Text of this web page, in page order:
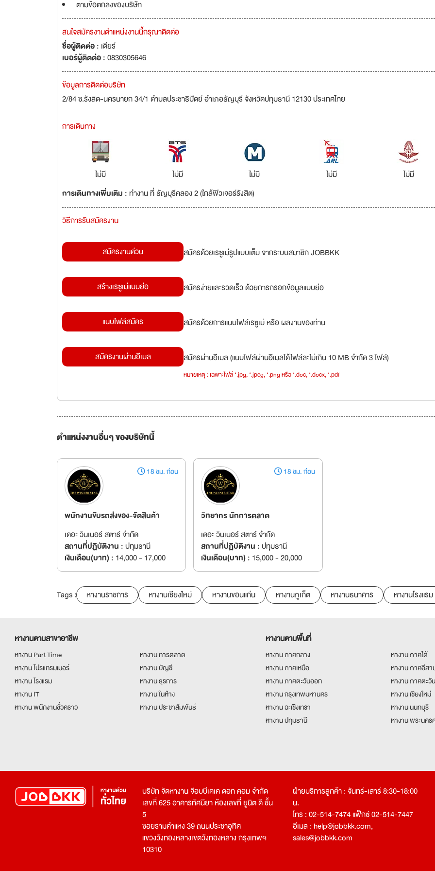
ตามข้อตกลงของบริษัท
สนใจสมัครงานตำแหน่งงานนี้กรุณาติดต่อ
ชื่อผู้ติดต่อ : เดียร์
เบอร์ผู้ติดต่อ :0830305646
ข้อมูลการติดต่อบริษัท
2/84 ซ.รังสิต-นครนายก 34/1 ตำบลประชาธิปัตย์ อำเภอธัญบุรี จังหวัดปทุมธานี 12130 ประเทศไทย
การเดินทาง
ไม่มี ไม่มี ไม่มี ไม่มี
ไม่มี
การเดินทางเพิ่มเติม :ทำงาน ที่ ธัญบุรีคลอง 2 (ใกล้ฟิวเจอร์รังสิต)
วิธีการรับสมัครงาน
สมัครงานด่วน สมัครด้วยเรซูเม่รูปแบบเต็ม จากระบบสมาชิก JOBBKK
สร้างเรซูเม่แบบย่อ สมัครง่ายและรวดเร็ว ด้วยการกรอกข้อมูลแบบย่อ
แนบไฟล์สมัคร สมัครด้วยการแนบไฟล์เรซูเม่ หรือ ผลงานของท่าน
สมัครงานผ่านอีเมล สมัครผ่านอีเมล (แนบไฟล์ผ่านอีเมลได้ไฟล์ละไม่เกิน 10 MB จำกัด 3 ไฟล์)
หมายเหตุ : เฉพาะไฟล์ *.jpg, *.jpeg, *.png หรือ *.doc, *.docx, *.pdf
ตำแหน่งงานอื่นๆ ของบริษัทนี้
18 ชม. ก่อน
พนักงานขับรถส่งของ-จัดสินค้า
เดอะ วินเนอร์ สตาร์ จำกัด
สถานที่ปฏิบัติงาน :ปทุมธานี
เงินเดือน(บาท) : 14,000 - 17,000
18 ชม. ก่อน
วิทยากร นักการตลาด
เดอะ วินเนอร์ สตาร์ จำกัด
สถานที่ปฏิบัติงาน :ปทุมธานี
เงินเดือน(บาท) : 15,000 - 20,000
Tags : หางานราชการ หางานเชียงใหม่ หางานขอนแก่น หางานภูเก็ต หางานธนาคาร หางานโรงแรม
หางานตามสาขาอาชีพ
หางาน Part Time
หางาน การตลาด
หางาน โปรแกรมเมอร์
หางาน บัญชี
หางาน โรงแรม
หางาน ธุรการ
หางาน IT
หางาน ในห้าง
หางาน พนักงานชั่วคราว
หางาน ประชาสัมพันธ์
หางานตามพื้นที่
หางาน ภาคกลาง
หางาน ภาคใต้
หางาน ภาคเหนือ
หางาน ภาคอีสา
หางาน ภาคตะวันออก
หางาน ภาคตะวั
หางาน กรุงเทพมหานคร
หางาน เชียงใหม่
หางาน ฉะเชิงเทรา
หางาน นนทบุรี
หางาน ปทุมธานี
หางาน พระนคร
บริษัท จัดหางาน จ๊อบบีเคเค ดอท คอม จำกัด
เลขที่ 625 อาคารทัศนียา ห้องเลขที่ ยูนิต ดี ชั้น
5
ซอยรามคำแหง 39 ถนนประชาอุทิศ
แขวงวังทองหลางเขตวังทองหลาง กรุงเทพฯ
10310
ฝ่ายบริการลูกค้า : จันทร์-เสาร์ 8:30-18:00
น.
โทร : 02-514-7474 แฟ็กซ์ 02-514-7447
อีเมล : help@jobbkk.com,
sales@jobbkk.com